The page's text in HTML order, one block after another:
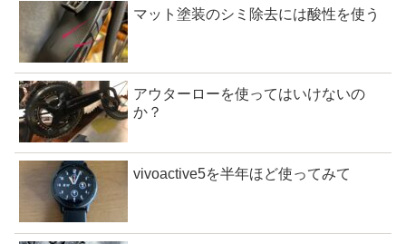
マット塗装のシミ除去には酸性を使う
アウターローを使ってはいけないの
か？
vivoactive5を半年ほど使ってみて